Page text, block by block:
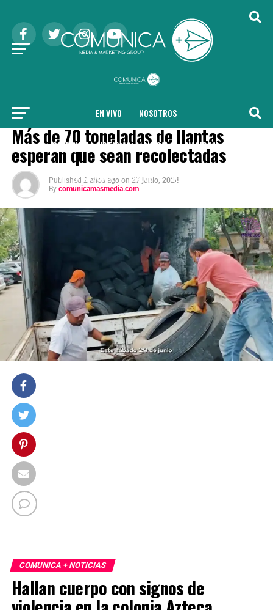
EN VIVO NOSOTROS
COMUNICA + NOTICIAS LOCAL NACIONAL
INTERNACIONAL SALUD TENDENCIAS
LOCAL
Más de 70 toneladas de llantas
esperan que sean recolectadas
Published 2 años ago on 27 junio, 2024
By comunicamasmedia.com
COMUNICA + NOTICIAS
Hallan cuerpo con signos de